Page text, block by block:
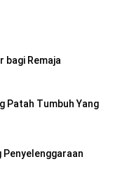
bagi Remaja
Patah Tumbuh Yang
Penyelenggaraan